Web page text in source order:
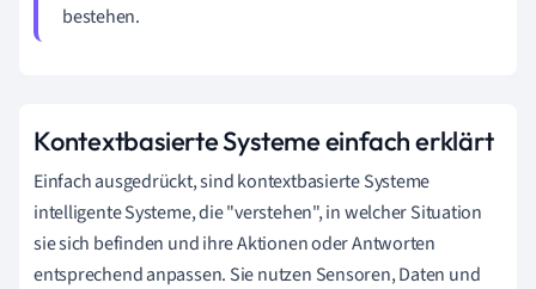
bestehen.
Kontextbasierte Systeme einfach erklärt
Einfach ausgedrückt, sind kontextbasierte Systeme
intelligente Systeme, die "verstehen", in welcher Situation
sie sich befinden und ihre Aktionen oder Antworten
entsprechend anpassen. Sie nutzen Sensoren, Daten und